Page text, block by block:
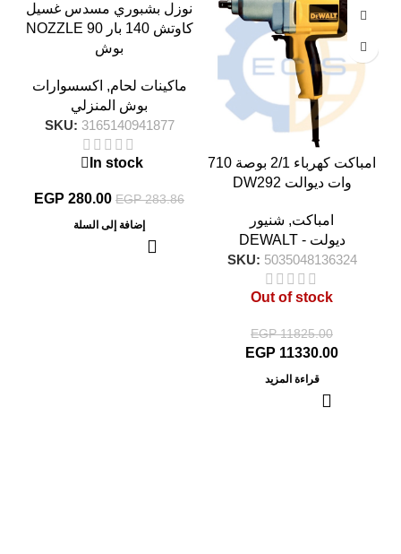
امباكت كهرباء 2/1 بوصة 710
وات ديوالت DW292
امباكت, شنيور
ديولت - DEWALT
SKU: 5035048136324
Out of stock
EGP11825.00
EGP 11330.00
قراءة المزيد
نوزل بشبوري مسدس غسيل
كاوتش 140 بار NOZZLE 90
بوش
ماكينات لحام, اكسسوارات
بوش المنزلي
SKU: 3165140941877
In stock
EGP283.86
EGP 280.00
إضافة إلى السلة